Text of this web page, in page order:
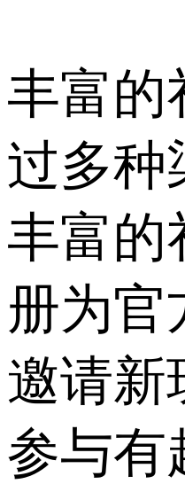
丰富的
过多种
丰富的
册为官
邀请新
参与有